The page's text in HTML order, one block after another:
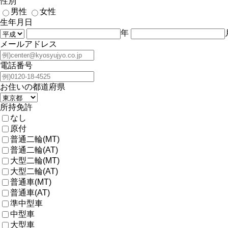
男性
女性
生年月日
年
メールアドレス
電話番号
お住いの都道府県
所持免許
なし
原付
普通二輪(MT)
普通二輪(AT)
大型二輪(MT)
大型二輪(AT)
普通車(MT)
普通車(AT)
準中型車
中型車
大型車